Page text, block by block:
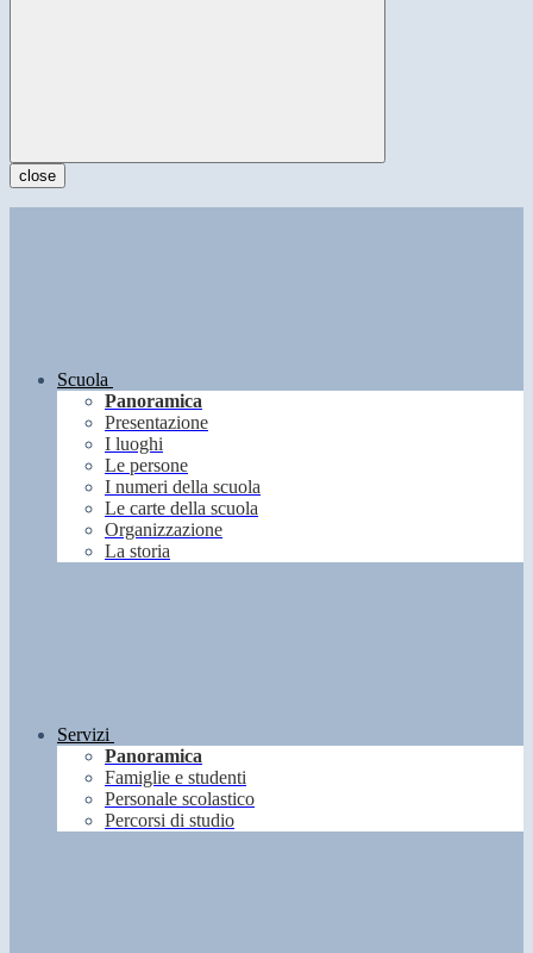
close
Scuola
Panoramica
Presentazione
I luoghi
Le persone
I numeri della scuola
Le carte della scuola
Organizzazione
La storia
Servizi
Panoramica
Famiglie e studenti
Personale scolastico
Percorsi di studio